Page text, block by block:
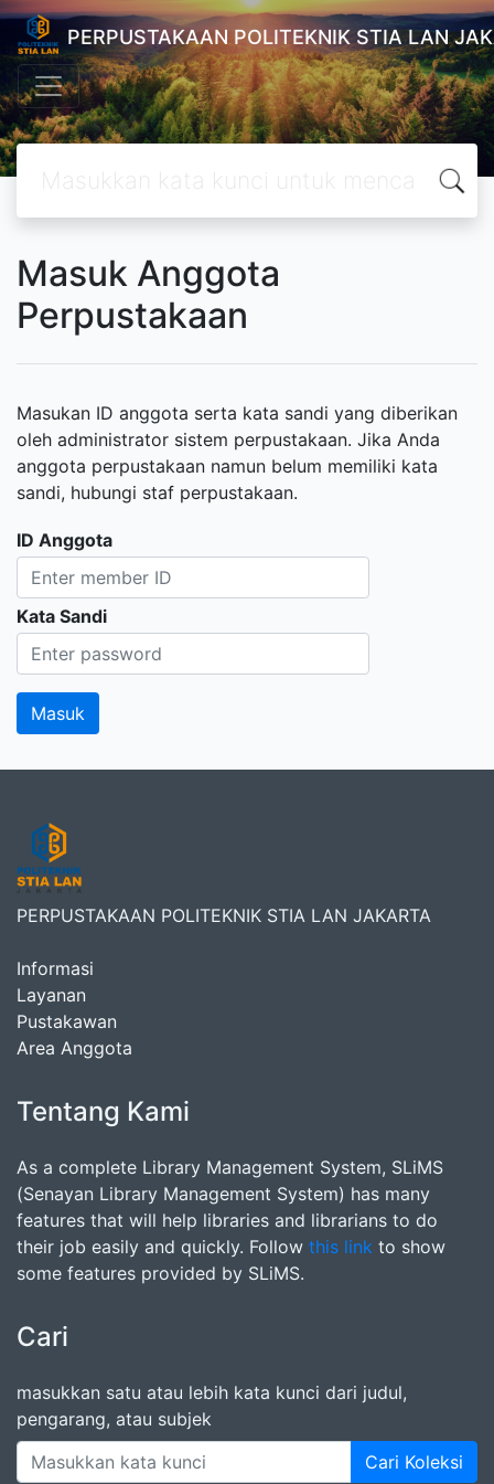
PERPUSTAKAAN POLITEKNIK STIA LAN
Masuk Anggota
Perpustakaan
Masukan ID anggota serta kata sandi yang diberikan
oleh administrator sistem perpustakaan. Jika Anda
anggota perpustakaan namun belum memiliki kata
sandi, hubungi staf perpustakaan.
ID Anggota
Kata Sandi
PERPUSTAKAAN POLITEKNIK STIA LAN JAKARTA
Informasi
Layanan
Pustakawan
Area Anggota
Tentang Kami
As a complete Library Management System, SLiMS
(Senayan Library Management System) has many
features that will help libraries and librarians to do
their job easily and quickly. Follow this link to show
some features provided by SLiMS.
Cari
masukkan satu atau lebih kata kunci dari judul,
pengarang, atau subjek
Cari Koleksi